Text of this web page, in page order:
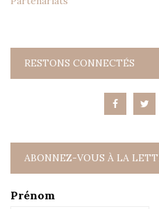
RESTONS CONNECTÉS
ABONNEZ-VOUS À LA
Prénom